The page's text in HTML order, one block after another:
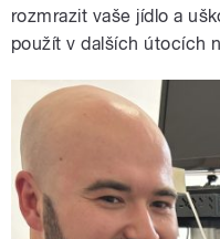
rozmrazit vaše jídlo a
použít v dalších útocích